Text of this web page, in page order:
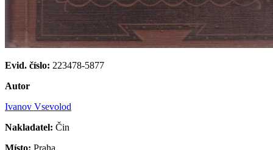
Evid. číslo: 223478-5877
Autor
Ivanov Vsevolod
Nakladatel: Čin